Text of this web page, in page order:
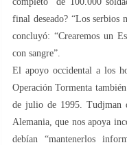
final deseado? “Los serbios
concluyó: “Crearemos un
con sangre”.
El apoyo occidental a los
Operación Tormenta
de julio de 1995. Tudjman
Alemania, que nos apoya
debían “mantenerlos